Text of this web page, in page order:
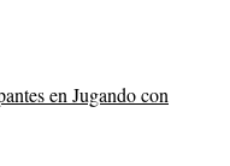
en Jugando con